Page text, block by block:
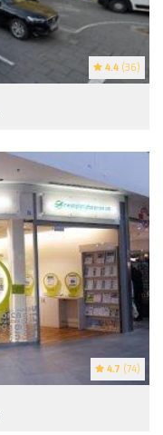
4.4 (36)
4.7 (74)